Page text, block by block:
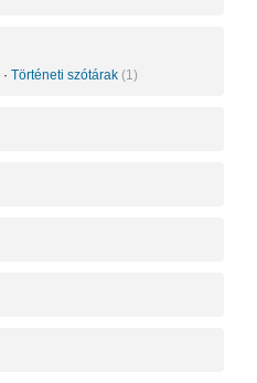
· Történeti szótárak (1)